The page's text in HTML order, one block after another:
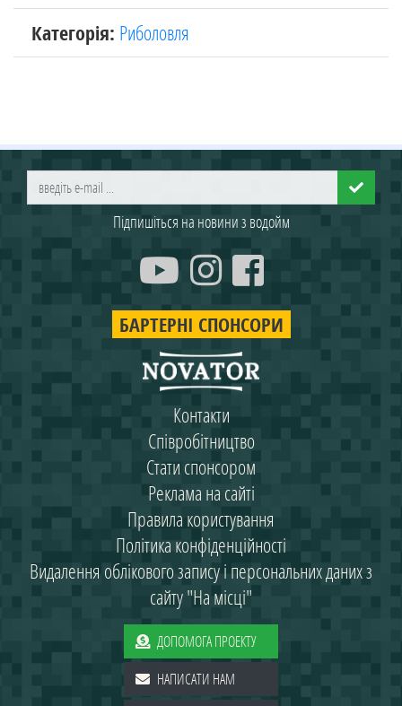
Категорія: Риболовля
Підпишіться на новини з водойм
БАРТЕРНІ СПОНСОРИ
Контакти
Співробітництво
Стати спонсором
Реклама на сайті
Правила користування
Політика конфіденційності
Видалення облікового запису і персональних даних з
сайту "На місці"
ДОПОМОГА ПРОЕКТУ
НАПИСАТИ НАМ